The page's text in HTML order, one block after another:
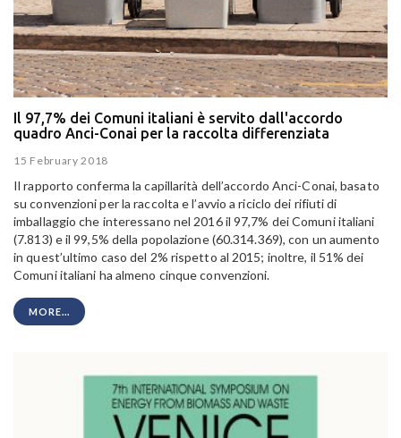
Il 97,7% dei Comuni italiani è servito dall'accordo
quadro Anci-Conai per la raccolta differenziata
15 February 2018
Il rapporto conferma la capillarità dell’accordo Anci-Conai, basato
su convenzioni per la raccolta e l’avvio a riciclo dei rifiuti di
imballaggio che interessano nel 2016 il 97,7% dei Comuni italiani
(7.813) e il 99,5% della popolazione (60.314.369), con un aumento
in quest’ultimo caso del 2% rispetto al 2015; inoltre, il 51% dei
Comuni italiani ha almeno cinque convenzioni.
MORE...